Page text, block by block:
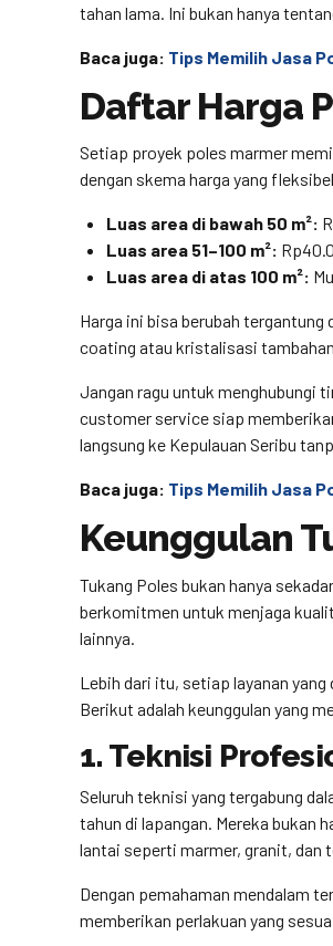
tahan lama. Ini bukan hanya
Baca juga: Tips Memilih Jasa
Daftar Harga
Setiap proyek poles marmer
dengan skema harga yang
Luas area di bawah 50 m²:
Luas area 51–100 m²:
Luas area di atas 100 m²:
Harga ini bisa berubah
coating atau kristalisasi
Jangan ragu untuk menghubungi
customer service siap
langsung ke Kepulauan Seribu
Baca juga: Tips Memilih Jasa
Keunggulan
Tukang Poles bukan hanya
berkomitmen untuk menjaga
lainnya.
Lebih dari itu, setiap layanan
Berikut adalah keunggulan yang
1. Teknisi
Seluruh teknisi yang tergabung
tahun di lapangan. Mereka bukan
lantai seperti marmer, granit, dan
Dengan pemahaman mendalam
memberikan perlakuan yang